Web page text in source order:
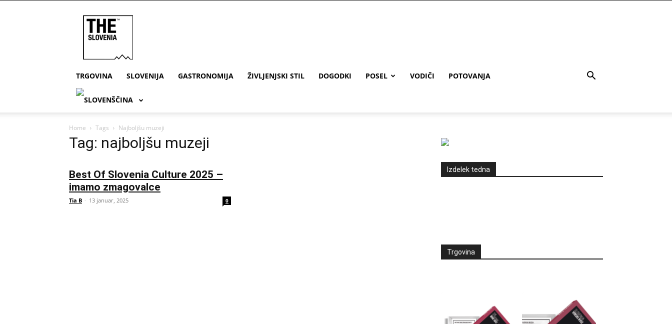
TRGOVINA SLOVENIJA GASTRONOMIJA ŽIVLJENJSKI STIL DOGODKI POSEL VODIČI POTOVANJA
Home Tags Najboljšu muzeji
Tag: najboljšu muzeji
Best Of Slovenia Culture 2025 –
imamo zmagovalce
Tia B - 13 januar, 2025 0
Izdelek tedna
Trgovina